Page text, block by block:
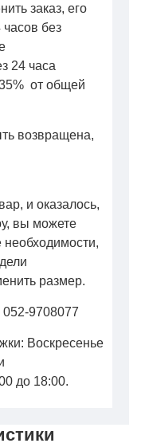
заказ, его
без
24 часа
от общей
возвращена,
и оказалось,
вы можете
необходимости,
размер.
9708077
Воскресенье
до 18:00.